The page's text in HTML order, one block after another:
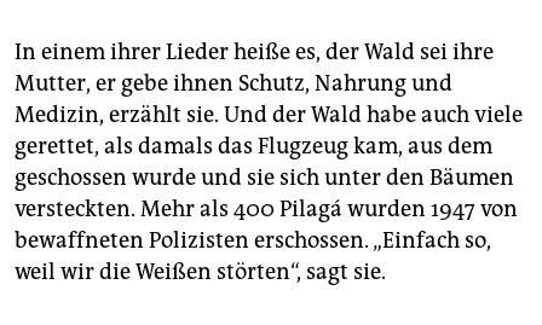
In einem ihrer Lieder heiße es, der Wald sei ihre
Mutter, er gebe ihnen Schutz, Nahrung und
Medizin, erzählt sie. Und der Wald habe auch viele
gerettet, als damals das Flugzeug kam, aus dem
geschossen wurde und sie sich unter den Bäumen
versteckten. Mehr als 400 Pilagá wurden 1947 von
bewaffneten Polizisten erschossen. „Einfach so,
weil wir die Weißen störten“, sagt sie.